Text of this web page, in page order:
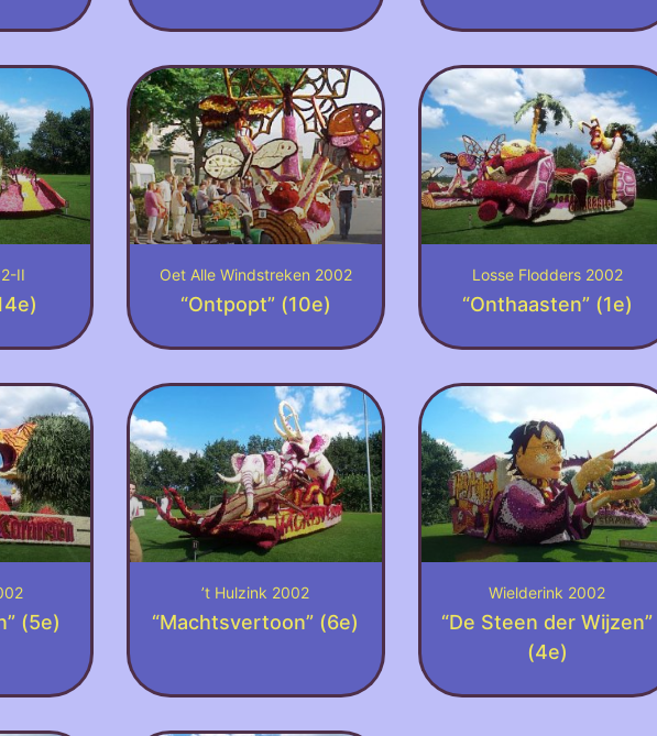
II Oet Alle Windstreken 2002
“Ontpopt” (10e)
Losse Flodders 2002
“Onthaasten” (1e)
(5e)
’t Hulzink 2002
“Machtsvertoon” (6e)
Wielderink 2002
“De Steen der Wijzen”
(4e)